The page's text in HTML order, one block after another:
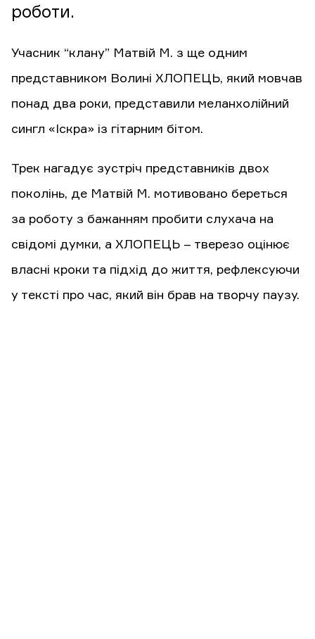
роботи.
Учасник “клану” Матвій М. з ще одним
представником Волині ХЛОПЕЦЬ, який мовчав
понад два роки, представили меланхолійний
сингл «Іскра» із гітарним бітом.
Трек нагадує зустріч представників двох
поколінь, де Матвій М. мотивовано береться
за роботу з бажанням пробити слухача на
свідомі думки, а ХЛОПЕЦЬ – тверезо оцінює
власні кроки та підхід до життя, рефлексуючи
у тексті про час, який він брав на творчу паузу.